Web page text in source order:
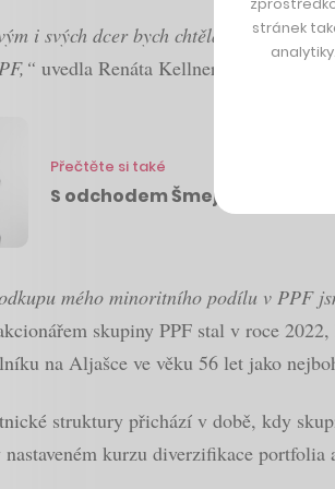
i svých dcer bych chtěla Petrovi
uvedla Renáta Kellnerová.
Přečtěte si také
S odchodem Šmejce končí i
mého minoritního podílu v PPF
skupiny PPF stal v roce
na Aljašce ve věku 56 let jako
struktury přichází v době, kdy
kurzu diverzifikace
stránek